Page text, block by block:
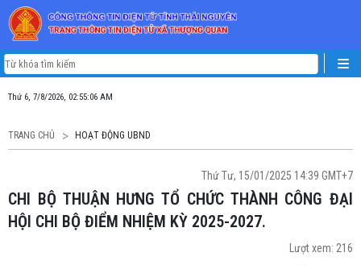
Thứ 6, 7/8/2026, 02:55:07 AM
TRANG CHỦ HOẠT ĐỘNG UBND
Thứ Tư, 15/01/2025 14:39 GMT+7
CHI BỘ THUẬN HƯNG TỔ CHỨC THÀNH CÔNG ĐẠI
HỘI CHI BỘ ĐIỂM NHIỆM KỲ 2025-2027.
Lượt xem: 216